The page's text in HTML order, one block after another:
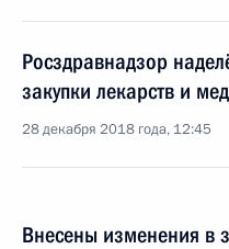
Росздравнадзор
закупки лекарств и
28 декабря 2018 года, 12:45
Внесены изменения в